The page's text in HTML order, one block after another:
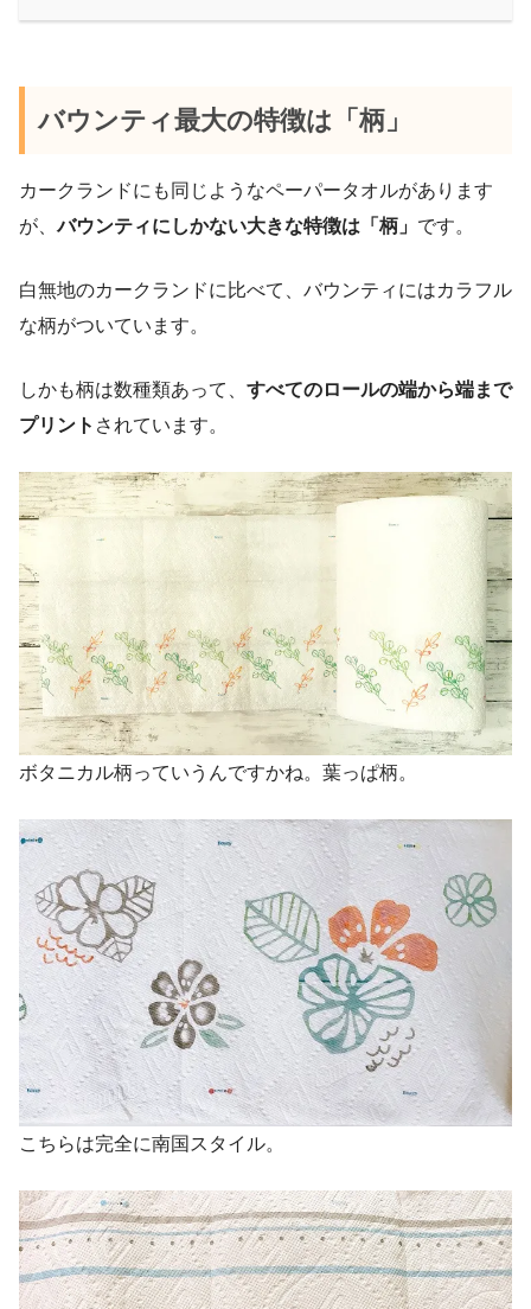
バウンティ最大の特徴は「柄」
カークランドにも同じようなペーパータオルがあります
が、バウンティにしかない大きな特徴は「柄」 です。
白無地のカークランドに比べて、バウンティにはカラフル
な柄がついています。
しかも柄は数種類あって、 すべてのロールの端から端まで
プリント されています。
ボタニカル柄っていうんですかね。葉っぱ柄。
こちらは完全に南国スタイル。